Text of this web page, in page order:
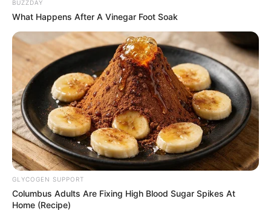
BUZZDAY
What Happens After A Vinegar Foot Soak
GLYCOGEN SUPPORT
Columbus Adults Are Fixing High Blood Sugar Spikes At
Home (Recipe)